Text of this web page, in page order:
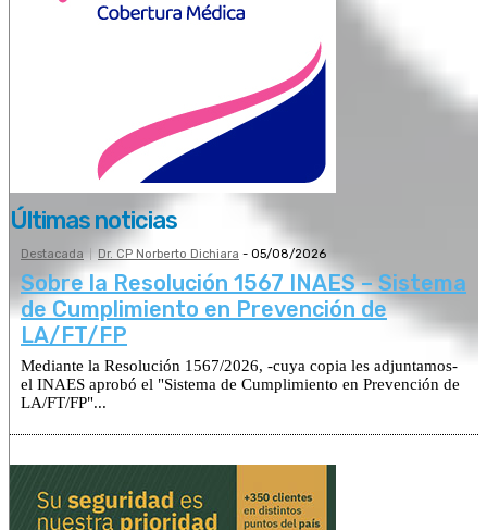
Últimas noticias
Destacada Dr. CP Norberto Dichiara - 05/08/2026
Sobre la Resolución 1567 INAES – Sistema
de Cumplimiento en Prevención de
LA/FT/FP
Mediante la Resolución 1567/2026, -cuya copia les adjuntamos-
el INAES aprobó el "Sistema de Cumplimiento en Prevención de
LA/FT/FP"...